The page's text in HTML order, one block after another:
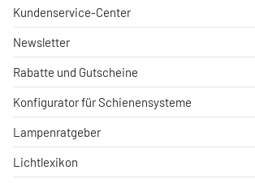
Kundenservice-Center
Newsletter
Rabatte und Gutscheine
Konfigurator für Schienensysteme
Lampenratgeber
Lichtlexikon